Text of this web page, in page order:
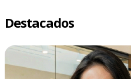
Destacados